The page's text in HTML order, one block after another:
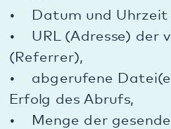
Unser IT-Dienstleister hat
unserer Webseite als
Art. 28 DSGVO. Mit ihm
Die Daten, die wir bei
Webseite erheben, werden
Auftragsverarbeitung